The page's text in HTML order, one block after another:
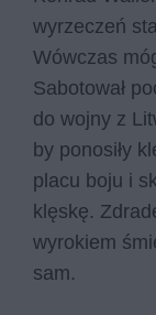
wyrzeczeń
Wówczas
Sabotował
do wojny z
by ponosiły
placu boju i
klęskę.
wyrokiem
sam.